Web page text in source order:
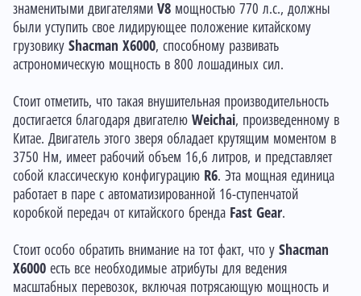
знаменитыми двигателями V8 мощностью 770 л.с., должны
были уступить свое лидирующее положение китайскому
грузовику Shacman X6000, способному развивать
астрономическую мощность в 800 лошадиных сил.
Стоит отметить, что такая внушительная производительность
достигается благодаря двигателю Weichai, произведенному в
Китае. Двигатель этого зверя обладает крутящим моментом в
3750 Нм, имеет рабочий объем 16,6 литров, и представляет
собой классическую конфигурацию R6. Эта мощная единица
работает в паре с автоматизированной 16-ступенчатой
коробкой передач от китайского бренда Fast Gear.
Стоит особо обратить внимание на тот факт, что у Shacman
X6000 есть все необходимые атрибуты для ведения
масштабных перевозок, включая потрясающую мощность и